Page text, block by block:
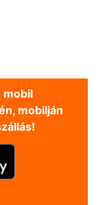
mobil
mobilján